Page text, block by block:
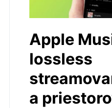
Apple
lossless
a